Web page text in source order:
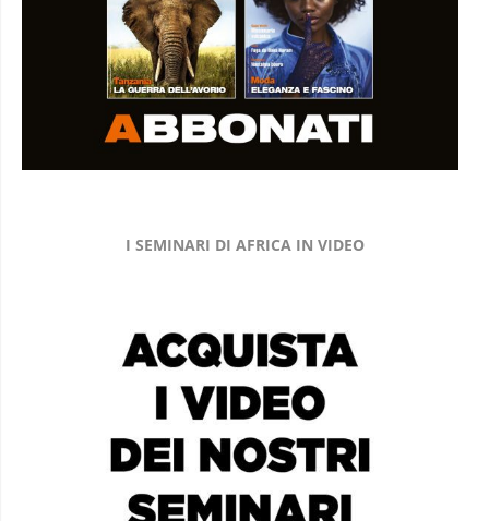
I SEMINARI DI AFRICA IN VIDEO